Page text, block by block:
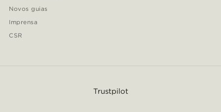
Novos guias
Imprensa
CSR
Trustpilot